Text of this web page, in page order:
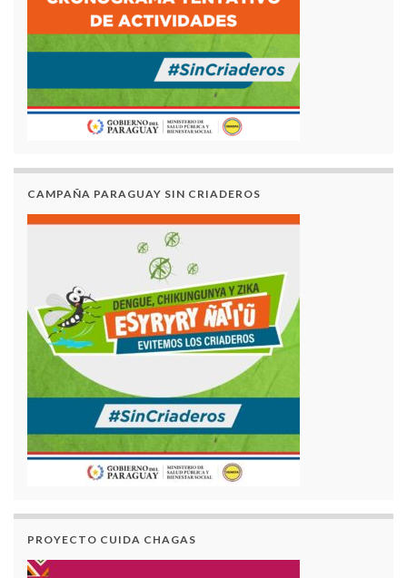
CAMPAÑA PARAGUAY SIN CRIADEROS
PROYECTO CUIDA CHAGAS